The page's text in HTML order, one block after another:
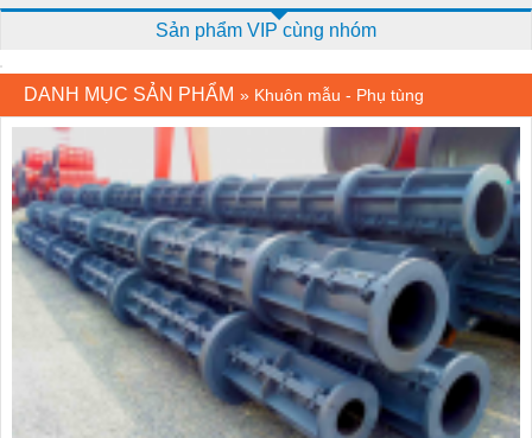
Sản phẩm VIP cùng nhóm
DANH MỤC SẢN PHẨM » Khuôn mẫu - Phụ tùng